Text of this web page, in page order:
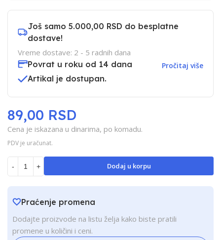
Još samo 5.000,00 RSD do besplatne
dostave!
Vreme dostave: 2 - 5 radnih dana
Povrat u roku od 14 dana
Pročitaj više
Artikal je dostupan.
Cena je iskazana u dinarima, po komadu.
PDV je uračunat.
89,00 RSD
- + Dodaj u korpu
Praćenje promena
Dodajte proizvode na listu želja kako biste pratili
promene u količini i ceni.